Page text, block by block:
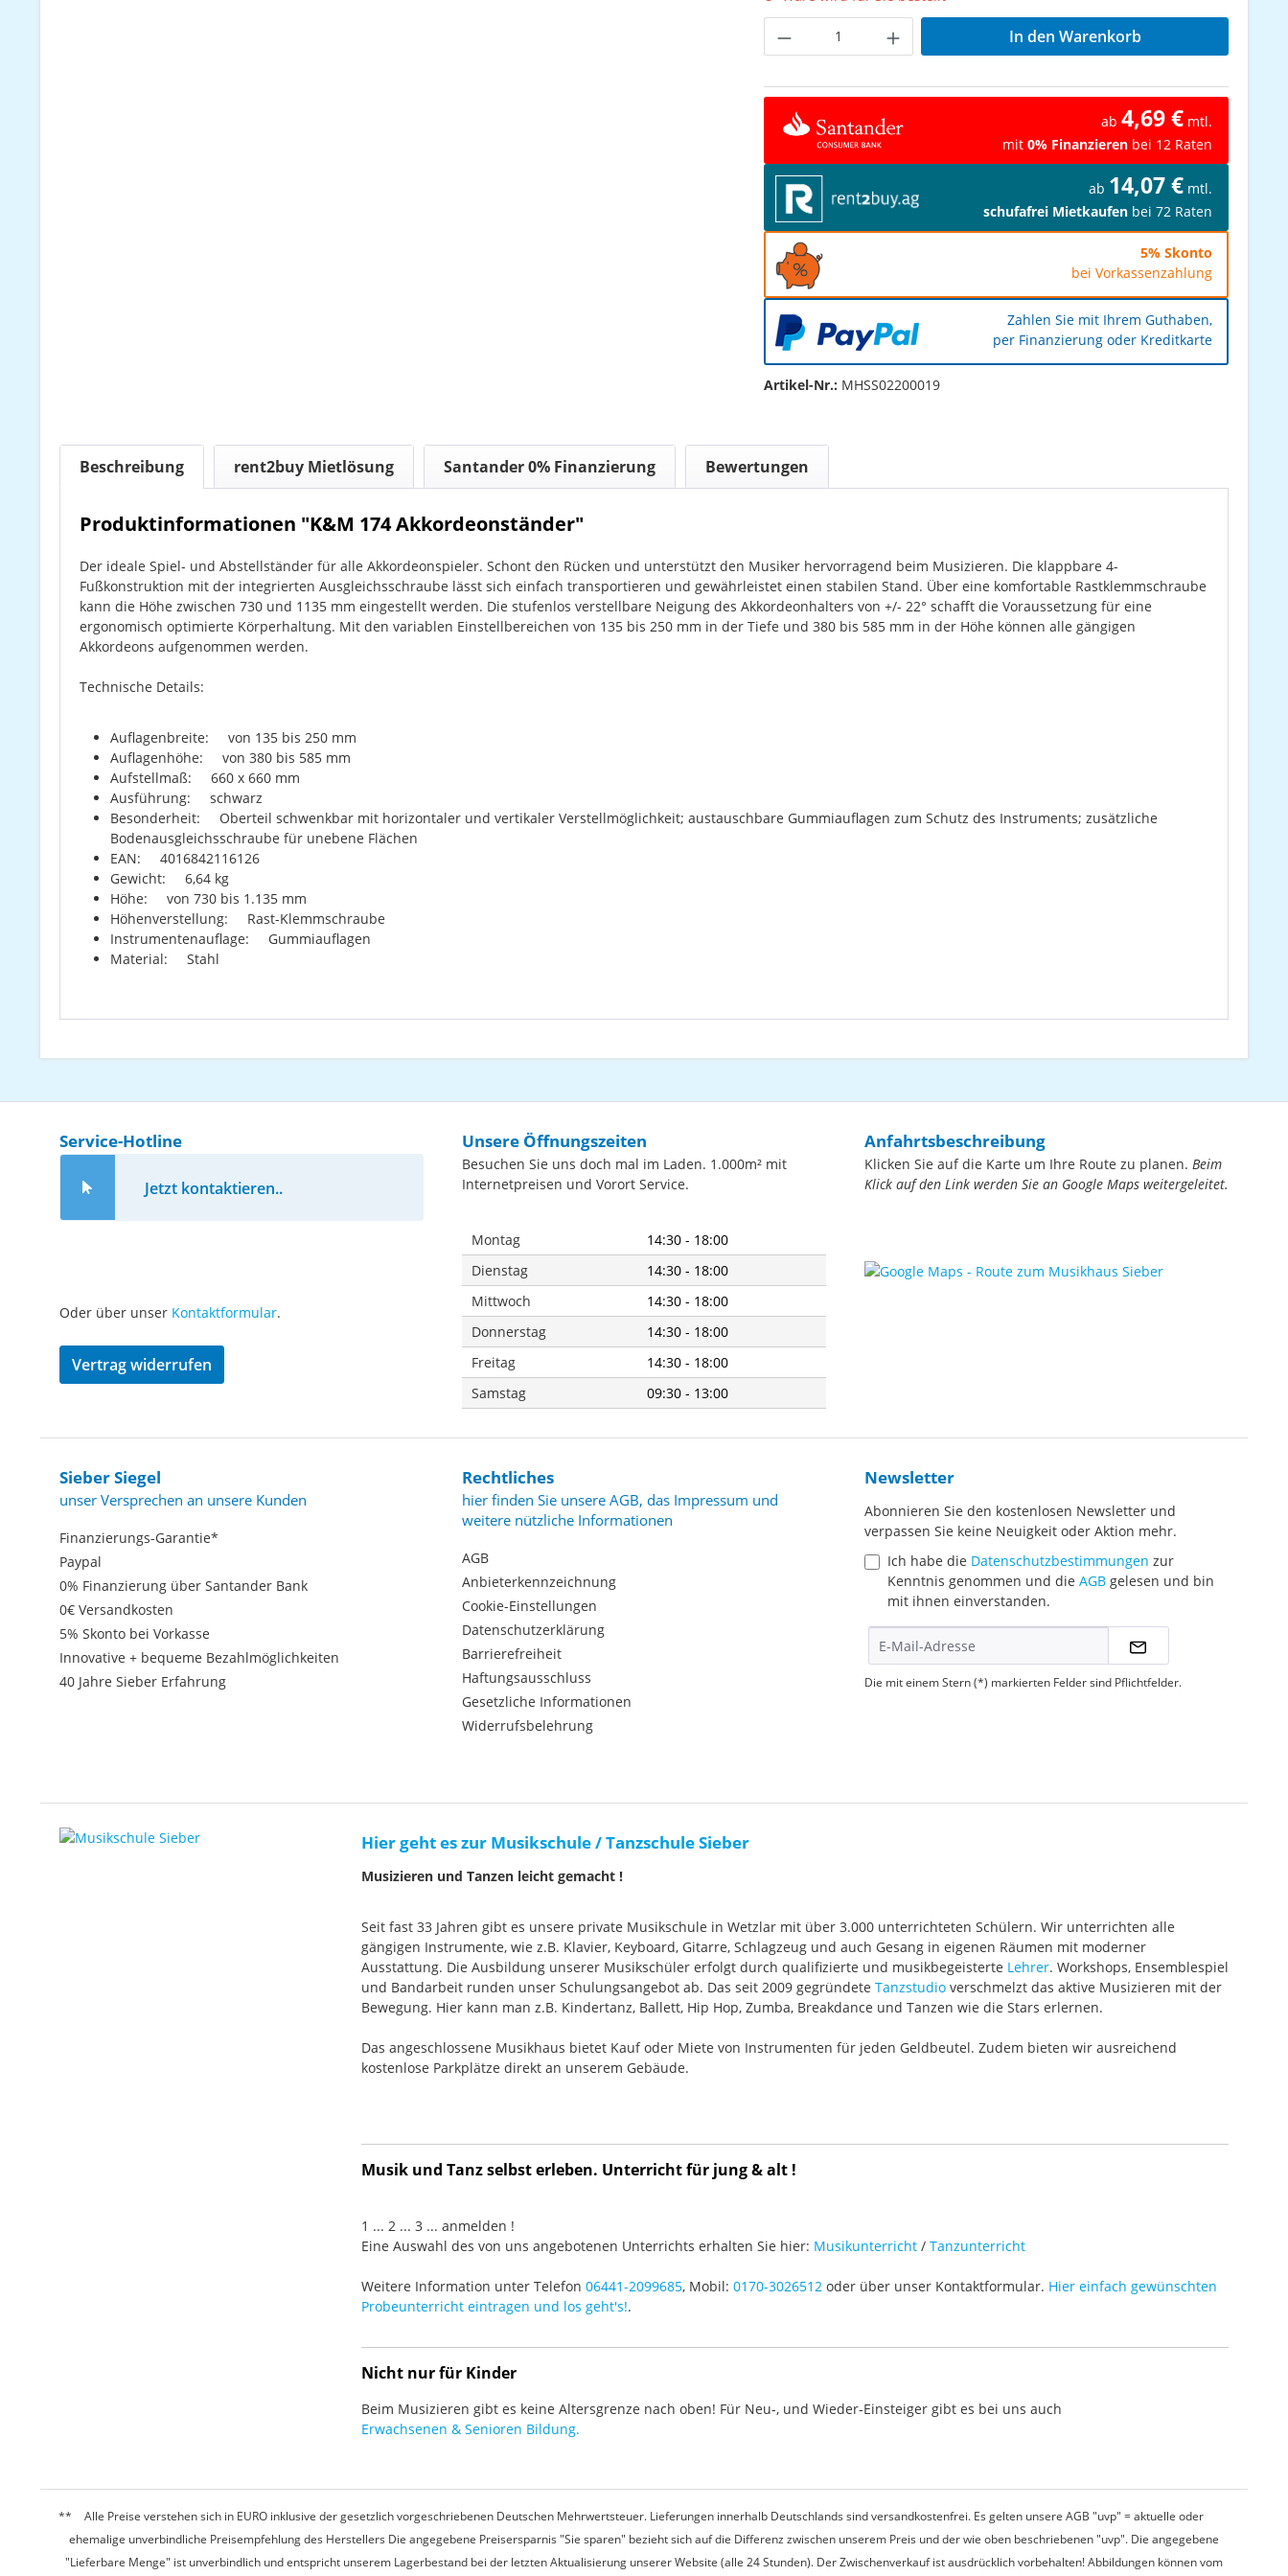
Produkt Anzahl: Gib den gewünschten Wert
In den Warenkorb
ab 4,69 € mtl.
mit 0% Finanzieren bei 12 Raten
ab 14,07 € mtl.
schufafrei Mietkaufen bei 72 Raten
5% Skonto
bei Vorkassenzahlung
Zahlen Sie mit Ihrem Guthaben,
per Finanzierung oder Kreditkarte
Artikel-Nr.: MHSS02200019
Beschreibung rent2buy Mietlösung Santander 0% Finanzierung Bewertungen
Produktinformationen "K&M 174 Akkordeonständer"
Der ideale Spiel- und Abstellständer für alle Akkordeonspieler. Schont den Rücken und unterstützt den Musiker hervorragend beim Musizieren. Die klappbare 4-
Fußkonstruktion mit der integrierten Ausgleichsschraube lässt sich einfach transportieren und gewährleistet einen stabilen Stand. Über eine komfortable Rastklemmschraube
kann die Höhe zwischen 730 und 1135 mm eingestellt werden. Die stufenlos verstellbare Neigung des Akkordeonhalters von +/- 22° schafft die Voraussetzung für eine
ergonomisch optimierte Körperhaltung. Mit den variablen Einstellbereichen von 135 bis 250 mm in der Tiefe und 380 bis 585 mm in der Höhe können alle gängigen
Akkordeons aufgenommen werden.
Technische Details:
Auflagenbreite: von 135 bis 250 mm
Auflagenhöhe: von 380 bis 585 mm
Aufstellmaß: 660 x 660 mm
Ausführung: schwarz
Besonderheit: Oberteil schwenkbar mit horizontaler und vertikaler Verstellmöglichkeit; austauschbare Gummiauflagen zum Schutz des Instruments; zusätzliche
Bodenausgleichsschraube für unebene Flächen
EAN: 4016842116126
Gewicht: 6,64 kg
Höhe: von 730 bis 1.135 mm
Höhenverstellung: Rast-Klemmschraube
Instrumentenauflage: Gummiauflagen
Material: Stahl
Service-Hotline
Jetzt kontaktieren..
Oder über unser Kontaktformular.
Vertrag widerrufen
Unsere Öffnungszeiten
Besuchen Sie uns doch mal im Laden. 1.000m² mit
Internetpreisen und Vorort Service.
Montag
14:30 - 18:00
Dienstag
14:30 - 18:00
Mittwoch
14:30 - 18:00
Donnerstag
14:30 - 18:00
Freitag
14:30 - 18:00
Samstag
09:30 - 13:00
Anfahrtsbeschreibung
Klicken Sie auf die Karte um Ihre Route zu planen. Beim
Klick auf den Link werden Sie an Google Maps weitergeleitet.
Sieber Siegel
unser Versprechen an unsere Kunden
Finanzierungs-Garantie*
Paypal
0% Finanzierung über Santander Bank
0€ Versandkosten
5% Skonto bei Vorkasse
Innovative + bequeme Bezahlmöglichkeiten
40 Jahre Sieber Erfahrung
Rechtliches
hier finden Sie unsere AGB, das Impressum und
weitere nützliche Informationen
AGB
Anbieterkennzeichnung
Cookie-Einstellungen
Datenschutzerklärung
Barrierefreiheit
Haftungsausschluss
Gesetzliche Informationen
Widerrufsbelehrung
Newsletter
Abonnieren Sie den kostenlosen Newsletter und
verpassen Sie keine Neuigkeit oder Aktion mehr.
Ich habe die Datenschutzbestimmungen zur
Kenntnis genommen und die AGB gelesen und bin
mit ihnen einverstanden.
Die mit einem Stern (*) markierten Felder sind Pflichtfelder.
Hier geht es zur Musikschule / Tanzschule Sieber
Musizieren und Tanzen leicht gemacht !
Seit fast 33 Jahren gibt es unsere private Musikschule in Wetzlar mit über 3.000 unterrichteten Schülern. Wir unterrichten alle
gängigen Instrumente, wie z.B. Klavier, Keyboard, Gitarre, Schlagzeug und auch Gesang in eigenen Räumen mit moderner
Ausstattung. Die Ausbildung unserer Musikschüler erfolgt durch qualifizierte und musikbegeisterte Lehrer. Workshops, Ensemblespiel
und Bandarbeit runden unser Schulungsangebot ab. Das seit 2009 gegründete Tanzstudio verschmelzt das aktive Musizieren mit der
Bewegung. Hier kann man z.B. Kindertanz, Ballett, Hip Hop, Zumba, Breakdance und Tanzen wie die Stars erlernen.
Das angeschlossene Musikhaus bietet Kauf oder Miete von Instrumenten für jeden Geldbeutel. Zudem bieten wir ausreichend
kostenlose Parkplätze direkt an unserem Gebäude.
Musik und Tanz selbst erleben. Unterricht für jung & alt !
1 ... 2 ... 3 ... anmelden !
Eine Auswahl des von uns angebotenen Unterrichts erhalten Sie hier: Musikunterricht / Tanzunterricht
Weitere Information unter Telefon 06441-2099685, Mobil: 0170-3026512 oder über unser Kontaktformular. Hier einfach gewünschten
Probeunterricht eintragen und los geht's!.
Nicht nur für Kinder
Beim Musizieren gibt es keine Altersgrenze nach oben! Für Neu-, und Wieder-Einsteiger gibt es bei uns auch
Erwachsenen & Senioren Bildung.
Alle Preise verstehen sich in EURO inklusive der gesetzlich vorgeschriebenen Deutschen Mehrwertsteuer. Lieferungen innerhalb Deutschlands sind versandkostenfrei. Es gelten unsere AGB "uvp" = aktuelle oder
ehemalige unverbindliche Preisempfehlung des Herstellers Die angegebene Preisersparnis "Sie sparen" bezieht sich auf die Differenz zwischen unserem Preis und der wie oben beschriebenen "uvp". Die angegebene
"Lieferbare Menge" ist unverbindlich und entspricht unserem Lagerbestand bei der letzten Aktualisierung unserer Website (alle 24 Stunden). Der Zwischenverkauf ist ausdrücklich vorbehalten! Abbildungen können vom